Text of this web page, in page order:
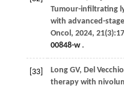
Tumour-infiltrating
with advanced-
Oncol, 2024, 21
00848-w.
[33] Long GV, Del Vecchio
therapy with